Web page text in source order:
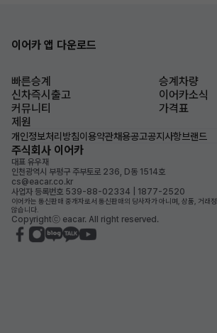
이어카 앱 다운로드
빠른승계
승계차량
신차즉시출고
이어카소식
커뮤니티
가격표
제원
개인정보처리방침이용약관채용공고공지사항브랜드
주식회사 이어카
대표 유우재
인천광역시 부평구 주부토로 236, D동 1514호
cs@eacar.co.kr
사업자 등록번호 539-88-02334 | 1877-2520
이어카는 통신판매 중개자로서 통신판매의 당사자가 아니며, 상품, 거래
않습니다.
Copyrightⓒ eacar. All right reserved.